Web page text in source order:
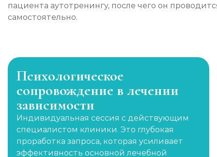
пациента аутотренингу, после чего он
самостоятельно.
Психологическое
сопровождение в лечении
зависимости
Индивидуальная сессия с действующим
специалистом клиники. Это глубокая
проработка запроса, которая усиливает
эффективность основной лечебной